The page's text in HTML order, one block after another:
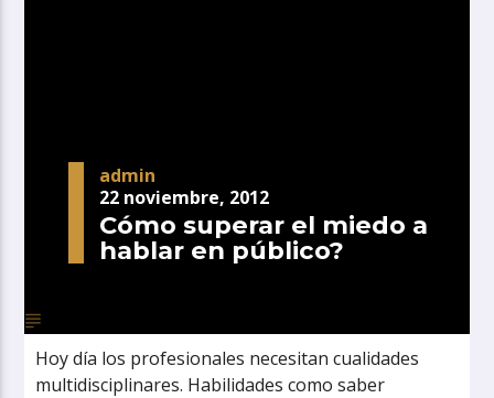
admin
22 noviembre, 2012
Cómo superar el miedo a
hablar en público?
Hoy día los profesionales necesitan cualidades
multidisciplinares. Habilidades como saber